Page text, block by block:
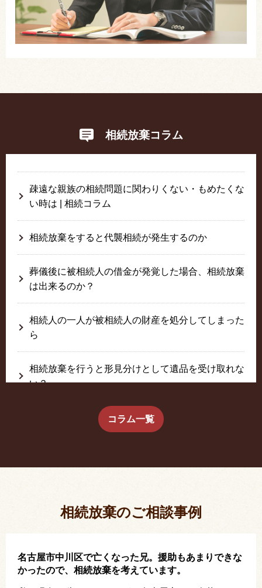
相続放棄コラム
疎遠な親族の相続問題に関わりくない・もめたくな
い時は | 相続コラム
相続放棄をすると代襲相続が発生するのか
葬儀後に被相続人の借金が発覚した場合、相続放棄
は出来るのか？
相続人の一人が被相続人の財産を処分してしまった
ら
相続放棄を行うと形見分けとして遺品を受け取れな
い？
生前に相続放棄すると約束した念書は有効か？
コラム一覧
相続放棄のご相談事例
名古屋市中川区で亡くなった兄。援助もあまりできな
かったので、相続放棄を考えています。